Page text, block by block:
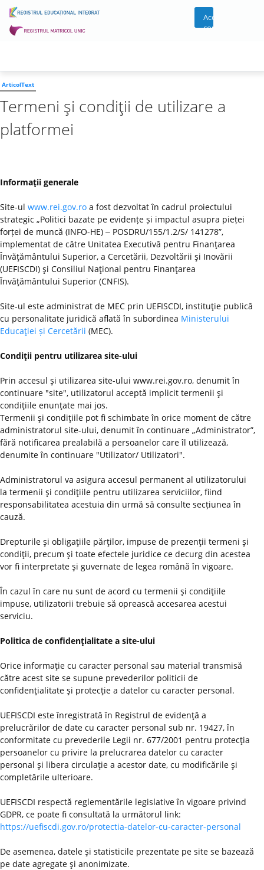
Acces
cont
ArticolText
Termeni şi condiţii de utilizare a
platformei
Informaţii generale
Site-ul www.rei.gov.ro a fost dezvoltat în cadrul proiectului
strategic „Politici bazate pe evidențe și impactul asupra pieței
forței de muncă (INFO-HE) ‒ POSDRU/155/1.2/S/ 141278”,
implementat de către Unitatea Executivă pentru Finanţarea
Învăţământului Superior, a Cercetării, Dezvoltării şi Inovării
(UEFISCDI) şi Consiliul Naţional pentru Finanţarea
Învăţământului Superior (CNFIS).
Site-ul este administrat de MEC prin UEFISCDI, instituţie publică
cu personalitate juridică aflată în subordinea Ministerului
Educaţiei și Cercetării (MEC).
Condiţii pentru utilizarea site-ului
Prin accesul şi utilizarea site-ului www.rei.gov.ro, denumit în
continuare "site", utilizatorul acceptă implicit termenii şi
condiţiile enunţate mai jos.
Termenii şi condiţiile pot fi schimbate în orice moment de către
administratorul site-ului, denumit în continuare „Administrator”,
fără notificarea prealabilă a persoanelor care îl utilizează,
denumite în continuare "Utilizator/ Utilizatori".
Administratorul va asigura accesul permanent al utilizatorului
la termenii şi condiţiile pentru utilizarea serviciilor, fiind
responsabilitatea acestuia din urmă să consulte secțiunea în
cauză.
Drepturile şi obligaţiile părţilor, impuse de prezenţii termeni şi
condiţii, precum şi toate efectele juridice ce decurg din acestea
vor fi interpretate şi guvernate de legea română în vigoare.
În cazul în care nu sunt de acord cu termenii şi condiţiile
impuse, utilizatorii trebuie să oprească accesarea acestui
serviciu.
Politica de confidenţialitate a site-ului
Orice informaţie cu caracter personal sau material transmisă
către acest site se supune prevederilor politicii de
confidenţialitate şi protecţie a datelor cu caracter personal.
UEFISCDI este înregistrată în Registrul de evidenţă a
prelucrărilor de date cu caracter personal sub nr. 19427, în
conformitate cu prevederile Legii nr. 677/2001 pentru protecţia
persoanelor cu privire la prelucrarea datelor cu caracter
personal şi libera circulaţie a acestor date, cu modificările şi
completările ulterioare.
UEFISCDI respectă reglementările legislative în vigoare privind
GDPR, ce poate fi consultată la următorul link:
https://uefiscdi.gov.ro/protectia-datelor-cu-caracter-personal
De asemenea, datele şi statisticile prezentate pe site se bazează
pe date agregate şi anonimizate.